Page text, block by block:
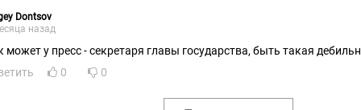
Dontsov
назад
может у пресс - секретаря главы государства, быть такая
0 0